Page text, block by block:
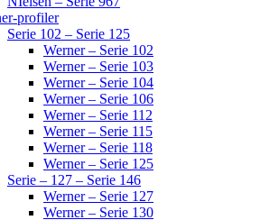
profiler
Serie 102 – Serie 125
Werner – Serie 102
Werner – Serie 103
Werner – Serie 104
Werner – Serie 106
Werner – Serie 112
Werner – Serie 115
Werner – Serie 118
Werner – Serie 125
Serie – 127 – Serie 146
Werner – Serie 127
Werner – Serie 130